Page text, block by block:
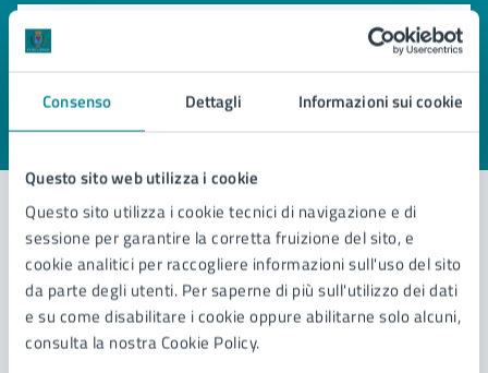
Consenso Dettagli Informazioni sui cookie
Questo sito web utilizza i cookie
Questo sito utilizza i cookie tecnici di navigazione e di
sessione per garantire la corretta fruizione del sito, e
cookie analitici per raccogliere informazioni sull'uso del sito
da parte degli utenti. Per saperne di più sull'utilizzo dei dati
e su come disabilitare i cookie oppure abilitarne solo alcuni,
consulta la nostra Cookie Policy.
Quanto sono chiare le informazioni su questa
pagina?
Valuta 4 stelle su 5
Valuta 3 stelle su 5
Valuta 2 stelle su 5
Valuta 1 stelle su 5
Contatta il comune
Leggi le domande frequenti
Richiedi assistenza